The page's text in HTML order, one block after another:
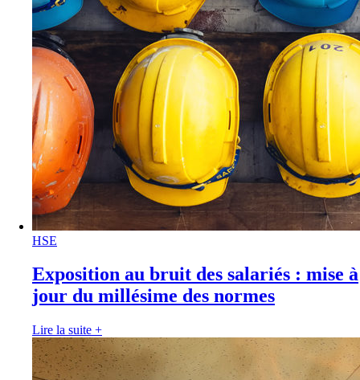
HSE
Exposition au bruit des salariés : mise à
jour du millésime des normes
Lire la suite +